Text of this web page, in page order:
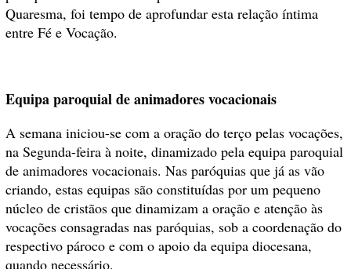
Quaresma, foi tempo de aprofundar esta relação íntima
entre Fé e Vocação.
Equipa paroquial de animadores vocacionais
A semana iniciou-se com a oração do terço pelas vocações,
na Segunda-feira à noite, dinamizado pela equipa paroquial
de animadores vocacionais. Nas paróquias que já as vão
criando, estas equipas são constituídas por um pequeno
núcleo de cristãos que dinamizam a oração e atenção às
vocações consagradas nas paróquias, sob a coordenação do
respectivo pároco e com o apoio da equipa diocesana,
quando necessário.